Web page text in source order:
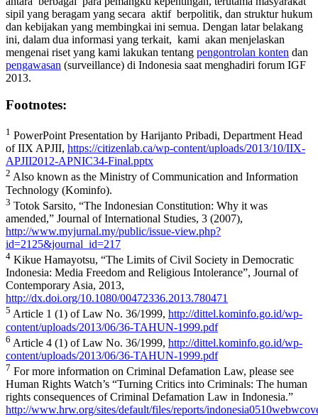
sipil yang beragam yang secara aktif berpolitik, dan struktur hukum
dan kebijakan yang membingkai ini semua. Dengan latar belakang
ini, dalam dua informasi yang terkait, kami akan menjelaskan
mengenai riset yang kami lakukan tentang pengontrolan konten dan
pengawasan (surveillance) di Indonesia saat menghadiri forum IGF
2013.
Footnotes:
1 PowerPoint Presentation by Harijanto Pribadi, Department Head
of IIX APJII, https://citizenlab.ca/wp-content/uploads/2013/10/IIX-
APJII2012-APNIC34-Final.pptx
2 Also known as the Ministry of Communication and Information
Technology (Kominfo).
3 Totok Sarsito, “The Indonesian Constitution: Why it was
amended,” Journal of International Studies, 3 (2007),
http://www.myjurnal.my/public/issue-view.php?
id=2125&journal_id=217
4 Kikue Hamayotsu, “The Limits of Civil Society in Democratic
Indonesia: Media Freedom and Religious Intolerance”, Journal of
Contemporary Asia, 2013,
http://dx.doi.org/10.1080/00472336.2013.780471
5 Article 1 (1) of Law No. 36/1999, http://dittel.kominfo.go.id/wp-
content/uploads/2013/06/36-TAHUN-1999.pdf
6 Article 4 (1) of Law No. 36/1999, http://dittel.kominfo.go.id/wp-
content/uploads/2013/06/36-TAHUN-1999.pdf
7 For more information on Criminal Defamation Law, please see
Human Rights Watch’s “Turning Critics into Criminals: The human
rights consequences of Criminal Defamation Law in Indonesia.”
http://www.hrw.org/sites/default/files/reports/